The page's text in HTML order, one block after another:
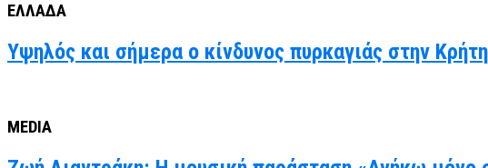
ΕΛΛΑΔΑ
Υψηλός και σήμερα ο κίνδυνος πυρκαγιάς στην
MEDIA